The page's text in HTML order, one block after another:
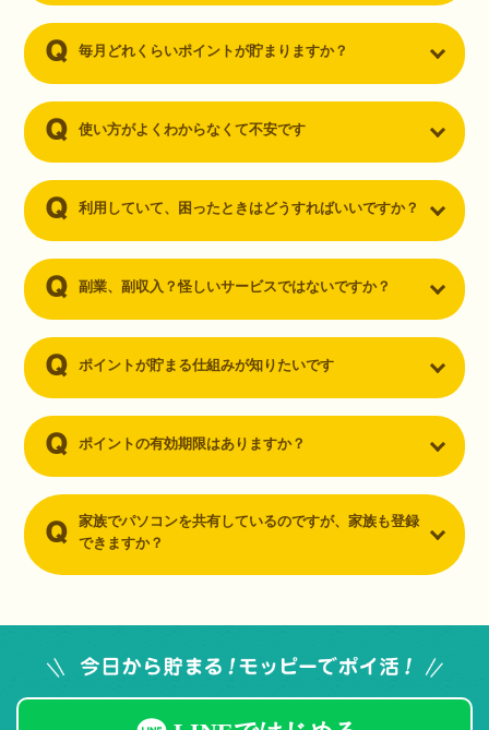
毎月どれくらいポイントが貯まりますか？
使い方がよくわからなくて不安です
利用していて、困ったときはどうすればいいですか？
副業、副収入？怪しいサービスではないですか？
ポイントが貯まる仕組みが知りたいです
ポイントの有効期限はありますか？
家族でパソコンを共有しているのですが、家族も登録
できますか？